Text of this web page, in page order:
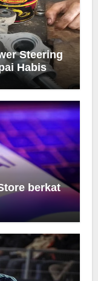
Steering
Habis
berkat